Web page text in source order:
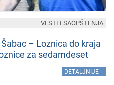
– Loznica do kraja
za sеdamdеsеt
DETALJNIJE
VESTI I SAOPŠTENJA